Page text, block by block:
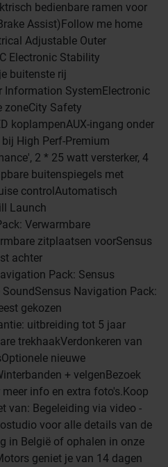
bedienbare ramen voor
Assist)Follow me home
Adjustable Outer
Electronic Stability
buitenste rij
Information SystemElectronic
zoneCity Safety
koplampenAUX-ingang onder
High Perf-Premium
2 * 25 watt versterker, 4
buitenspiegels met
controlAutomatisch
Launch
Verwarmbare
zitplaatsen voorSensus
achter
Pack: Sensus
Navigation Pack:
gekozen
uitbreiding tot 5 jaar
trekhaakVerdonkeren van
nieuwe
+ velgenBezoek
meer info en extra foto's.Koop
van: Begeleiding via video -
voor alle details van de
in België of ophalen in onze
geniet je van 14 dagen